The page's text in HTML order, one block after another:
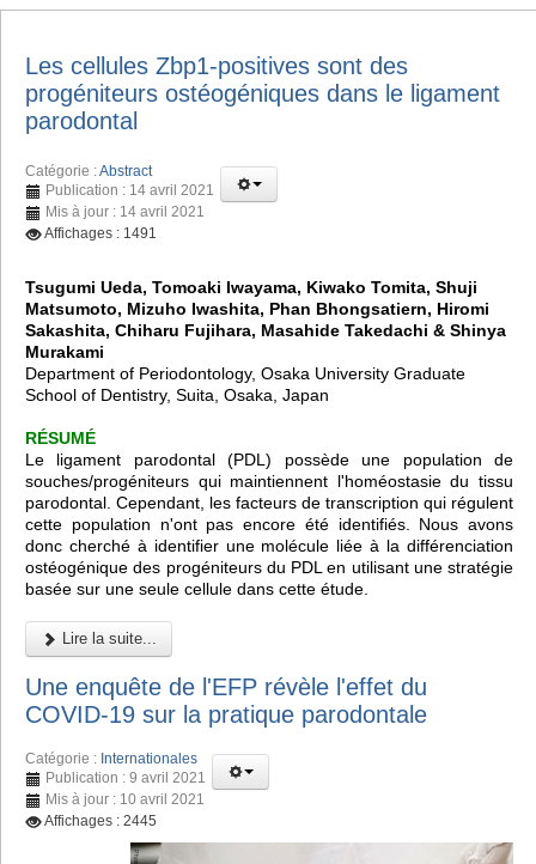
Les cellules Zbp1-positives sont des
progéniteurs ostéogéniques dans le ligament
parodontal
Catégorie :Abstract
Publication : 14 avril 2021
Mis à jour : 14 avril 2021
Affichages : 1491
Tsugumi Ueda, Tomoaki Iwayama, Kiwako Tomita, Shuji
Matsumoto, Mizuho Iwashita, Phan Bhongsatiern, Hiromi
Sakashita, Chiharu Fujihara, Masahide Takedachi & Shinya
Murakami
Department of Periodontology, Osaka University Graduate
School of Dentistry, Suita, Osaka, Japan
RÉSUMÉ
Le ligament parodontal (PDL) possède une population de
souches/progéniteurs qui maintiennent l'homéostasie du tissu
parodontal. Cependant, les facteurs de transcription qui régulent
cette population n'ont pas encore été identifiés. Nous avons
donc cherché à identifier une molécule liée à la différenciation
ostéogénique des progéniteurs du PDL en utilisant une stratégie
basée sur une seule cellule dans cette étude.
Lire la suite...
Une enquête de l'EFP révèle l'effet du
COVID-19 sur la pratique parodontale
Catégorie : Internationales
Publication : 9 avril 2021
Mis à jour : 10 avril 2021
Affichages : 2445